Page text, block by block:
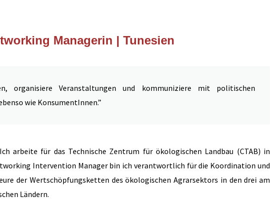
Managerin | Tunesien
organisiere Veranstaltungen und kommuniziere mit politischen
wie KonsumentInnen.”
arbeite für das Technische Zentrum für ökologischen Landbau (CTAB) in
Intervention Manager bin ich verantwortlich für die Koordination und
der Wertschöpfungsketten des ökologischen Agrarsektors in den drei am
Ländern.